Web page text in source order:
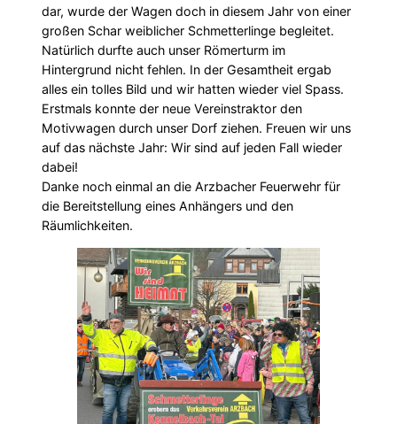
dar, wurde der Wagen doch in diesem Jahr von einer
großen Schar weiblicher Schmetterlinge begleitet.
Natürlich durfte auch unser Römerturm im
Hintergrund nicht fehlen. In der Gesamtheit ergab
alles ein tolles Bild und wir hatten wieder viel Spass.
Erstmals konnte der neue Vereinstraktor den
Motivwagen durch unser Dorf ziehen. Freuen wir uns
auf das nächste Jahr: Wir sind auf jeden Fall wieder
dabei!
Danke noch einmal an die Arzbacher Feuerwehr für
die Bereitstellung eines Anhängers und den
Räumlichkeiten.